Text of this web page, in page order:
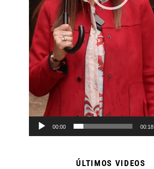
00:00 00:18
ÚLTIMOS VIDEOS